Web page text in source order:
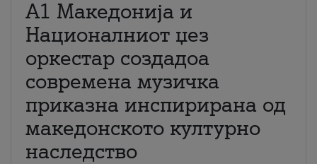
А1 Македонија и
Националниот џез
оркестар создадоа
современа музичка
приказна инспирирана од
македонското културно
наследство